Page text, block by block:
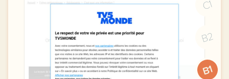
C1
B2
B1